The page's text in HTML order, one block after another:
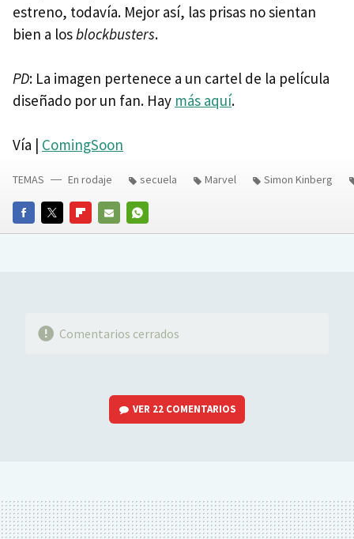
estreno, todavía. Mejor así, las prisas no sientan
bien a losblockbusters.
PD: La imagen pertenece a un cartel de la película
diseñado por un fan. Hay más aquí.
Vía | ComingSoon
FACEBOOKTWITTERFLIPBOARD
E-
WHATSAPP
TEMAS En rodaje secuela Marvel Simon Kinberg
Comentarios cerrados
VER 22 COMENTARIOS